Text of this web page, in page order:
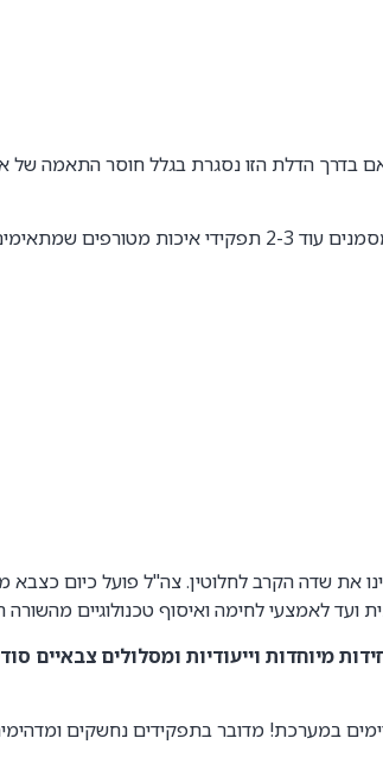
הדלת הזו נסגרת בגלל חוסר התאמה של
. לצד מטרת העל, אנחנו מסמנים עוד 2-3
את שדה הקרב לחלוטין. צה"ל פועל כיום
מיוחדות וייעודיות ומסלולים צבאיים
במערכת! מדובר בתפקידים נחשקים